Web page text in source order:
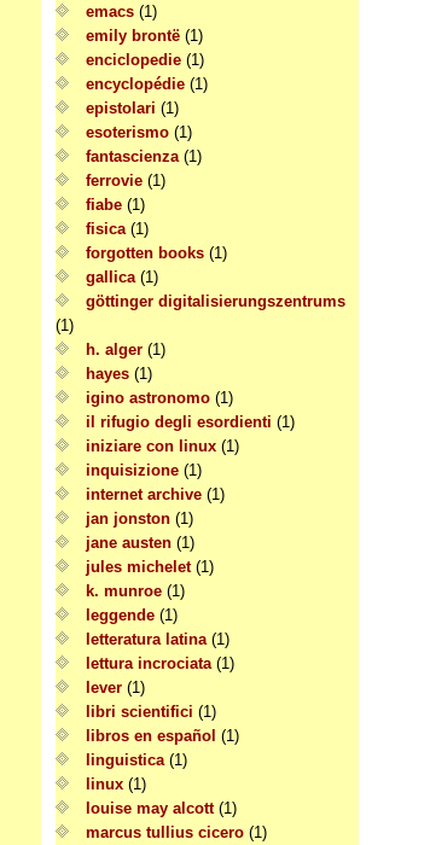
emacs (1)
emily brontë (1)
enciclopedie (1)
encyclopédie (1)
epistolari (1)
esoterismo (1)
fantascienza (1)
ferrovie (1)
fiabe (1)
fisica (1)
forgotten books (1)
gallica (1)
göttinger digitalisierungszentrums
(1)
h. alger (1)
hayes (1)
igino astronomo (1)
il rifugio degli esordienti (1)
iniziare con linux (1)
inquisizione (1)
internet archive (1)
jan jonston (1)
jane austen (1)
jules michelet (1)
k. munroe (1)
leggende (1)
letteratura latina (1)
lettura incrociata (1)
lever (1)
libri scientifici (1)
libros en español (1)
linguistica (1)
linux (1)
louise may alcott (1)
marcus tullius cicero (1)